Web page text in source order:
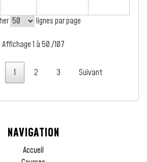
lignes par page
Affichage 1 à 50 /107
1 2 3 Suivant
NAVIGATION
Accueil